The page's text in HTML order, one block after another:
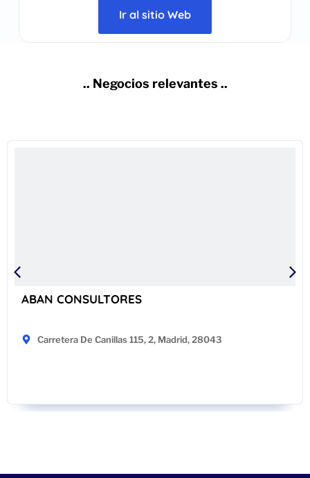
Ir al sitio Web
.. Negocios relevantes ..
ABAN CONSULTORES
Carretera De Canillas 115, 2, Madrid, 28043